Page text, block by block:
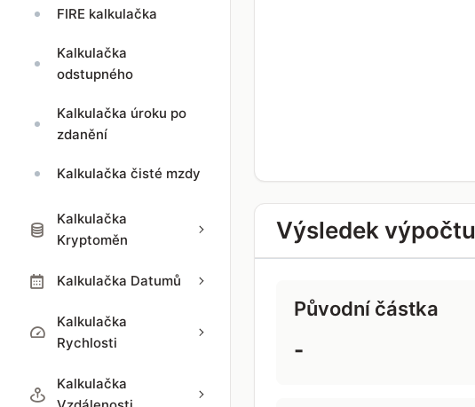
FIRE kalkulačka
Kalkulačka
odstupného
Kalkulačka úroku po
zdanění
Kalkulačka čisté mzdy
Kalkulačka
Kryptoměn
Kalkulačka Datumů
Kalkulačka
Rychlosti
Kalkulačka
Výsledek výpočtu
Původní částka
-